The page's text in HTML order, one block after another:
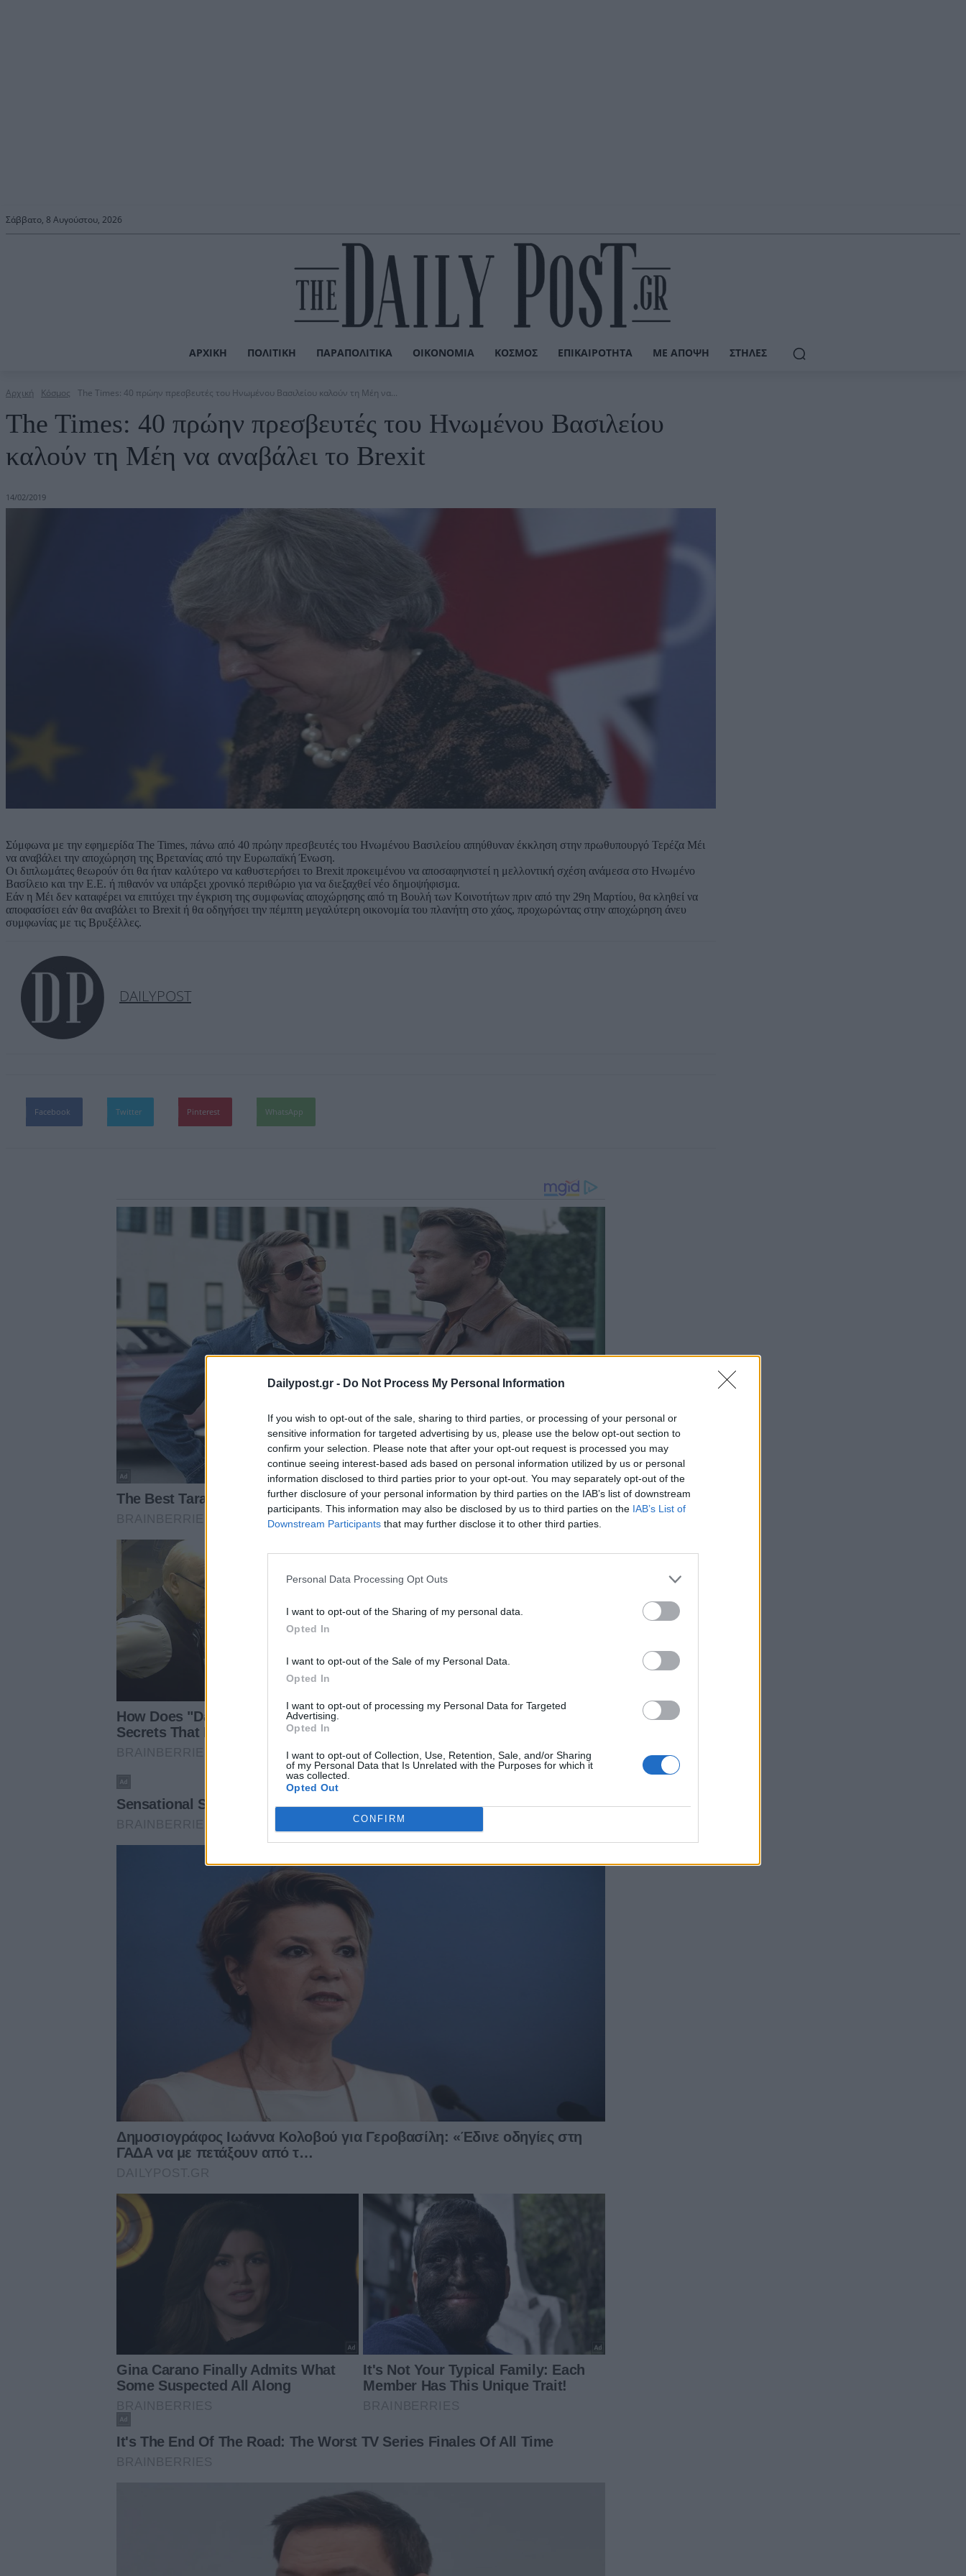
Dailypost.gr - Do Not Process My Personal Information
If you wish to opt-out of the sale, sharing to third parties, or processing of your personal or
sensitive information for targeted advertising by us, please use the below opt-out section to
confirm your selection. Please note that after your opt-out request is processed you may
continue seeing interest-based ads based on personal information utilized by us or personal
information disclosed to third parties prior to your opt-out. You may separately opt-out of the
further disclosure of your personal information by third parties on the IAB’s list of downstream
participants. This information may also be disclosed by us to third parties on the IAB’s List of
Downstream Participants that may further disclose it to other third parties.
Personal Data Processing Opt Outs
I want to opt-out of the Sharing of my personal data.
Opted In
I want to opt-out of the Sale of my Personal Data.
Opted In
I want to opt-out of processing my Personal Data for Targeted
Advertising.
Opted In
I want to opt-out of Collection, Use, Retention, Sale, and/or Sharing
of my Personal Data that Is Unrelated with the Purposes for which it
was collected.
Opted Out
CONFIRM
Σάββατο, 8 Αυγούστου, 2026
ΑΡΧΙΚΉ ΠΟΛΙΤΙΚΉ ΠΑΡΑΠΟΛΙΤΙΚΆ ΟΙΚΟΝΟΜΊΑ ΚΌΣΜΟΣ ΕΠΙΚΑΙΡΌΤΗΤΑ ΜΕ ΆΠΟΨΗ ΣΤΉΛΕΣ
Αρχική Κόσμος The Times: 40 πρώην πρεσβευτές του Ηνωμένου Βασιλείου καλούν τη Μέη να...
The Times: 40 πρώην πρεσβευτές του Ηνωμένου Βασιλείου
καλούν τη Μέη να αναβάλει το Brexit
14/02/2019
Σύμφωνα με την εφημερίδα The Times, πάνω από 40 πρώην πρεσβευτές του Ηνωμένου Βασιλείου απηύθυναν έκκληση στην πρωθυπουργό Τερέζα Μέι
να αναβάλει την αποχώρηση της Βρετανίας από την Ευρωπαϊκή Ένωση.
Οι διπλωμάτες θεωρούν ότι θα ήταν καλύτερο να καθυστερήσει το Brexit προκειμένου να αποσαφηνιστεί η μελλοντική σχέση ανάμεσα στο Ηνωμένο
Βασίλειο και την Ε.Ε. ή πιθανόν να υπάρξει χρονικό περιθώριο για να διεξαχθεί νέο δημοψήφισμα.
Εάν η Μέι δεν καταφέρει να επιτύχει την έγκριση της συμφωνίας αποχώρησης από τη Βουλή των Κοινοτήτων πριν από την 29η Μαρτίου, θα κληθεί να
αποφασίσει εάν θα αναβάλει το Brexit ή θα οδηγήσει την πέμπτη μεγαλύτερη οικονομία του πλανήτη στο χάος, προχωρώντας στην αποχώρηση άνευ
συμφωνίας με τις Βρυξέλλες.
DAILYPOST
Facebook Twitter Pinterest WhatsApp